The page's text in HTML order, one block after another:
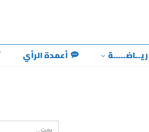
ريــاضـــــة أعمدة الرأي